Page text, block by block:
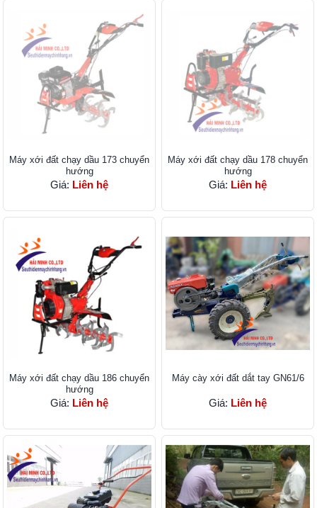
Máy xới đất chạy dầu 173 chuyển
hướng
Giá: Liên hệ
Máy xới đất chạy dầu 178 chuyển
hướng
Giá: Liên hệ
Máy xới đất chạy dầu 186 chuyển
hướng
Giá: Liên hệ
Máy cày xới đất dắt tay GN61/6
Giá: Liên hệ